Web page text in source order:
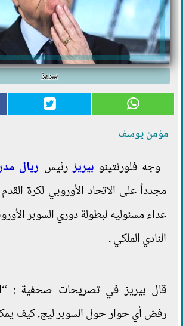
بيريز
مؤمن يوسف
وجه فلورنتينو بيريزرئيس ريال
مجدداً على الاتحاد الأوروبي لكرة
عداء مسئوليه لبطولة دوري السوبر
النادي الملكي .
قال بيريز في تصريحات صحفية :
رفض أي حوار حول السوبر ليج. كيف